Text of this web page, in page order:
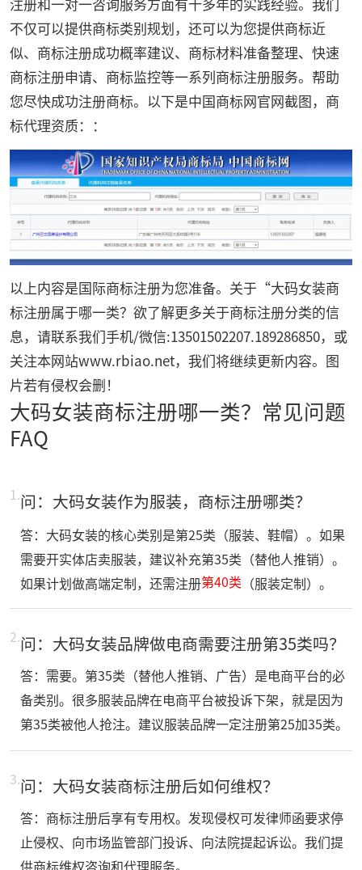
不仅可以提供商标类别规划，还可以为您提供商标近
似、商标注册成功概率建议、商标材料准备整理、快速
商标注册申请、商标监控等一系列商标注册服务。帮助
您尽快成功注册商标。以下是中国商标网官网截图，商
标代理资质：：
以上内容是国际商标注册为您准备。关于“大码女装商
标注册属于哪一类？欲了解更多关于商标注册分类的信
息，请联系我们手机/微信:13501502207.189286850，或
关注本网站www.rbiao.net，我们将继续更新内容。图
片若有侵权会删！
大码女装商标注册哪一类？常见问题
FAQ
1.问：大码女装作为服装，商标注册哪类？
答：大码女装的核心类别是第25类（服装、鞋帽）。如果
需要开实体店卖服装，建议补充第35类（替他人推销）。
如果计划做高端定制，还需注册第40类 （服装定制）。
2.问：大码女装品牌做电商需要注册第35类吗？
答：需要。第35类（替他人推销、广告）是电商平台的必
备类别。很多服装品牌在电商平台被投诉下架，就是因为
第35类被他人抢注。建议服装品牌一定注册第25加35类。
3.问：大码女装商标注册后如何维权？
答：商标注册后享有专用权。发现侵权可发律师函要求停
止侵权、向市场监管部门投诉、向法院提起诉讼。我们提